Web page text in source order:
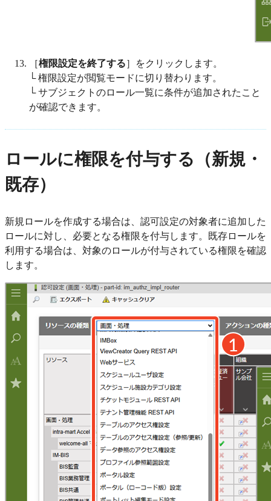
［権限設定を終了する］をクリックします。
└ 権限設定が閲覧モードに切り替わります。
└ サブジェクトのロール一覧に条件が追加されたこと
が確認できます。
ロールに権限を付与する（新規・
既存）
新規ロールを作成する場合は、認可設定の対象者に追加した
ロールに対し、必要となる権限を付与します。既存ロールを
利用する場合は、対象のロールが付与されている権限を確認
します。